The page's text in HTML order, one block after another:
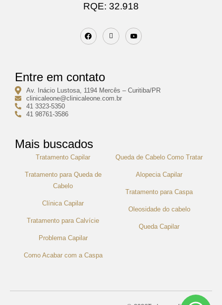
RQE: 32.918
Entre em contato
Av. Inácio Lustosa, 1194 Mercês – Curitiba/PR
clinicaleone@clinicaleone.com.br
41 3323-5350
41 98761-3586
Mais buscados
Tratamento Capilar
Tratamento para Queda de
Cabelo
Clínica Capilar
Tratamento para Calvície
Problema Capilar
Como Acabar com a Caspa
Queda de Cabelo Como Tratar
Alopecia Capilar
Tratamento para Caspa
Oleosidade do cabelo
Queda Capilar